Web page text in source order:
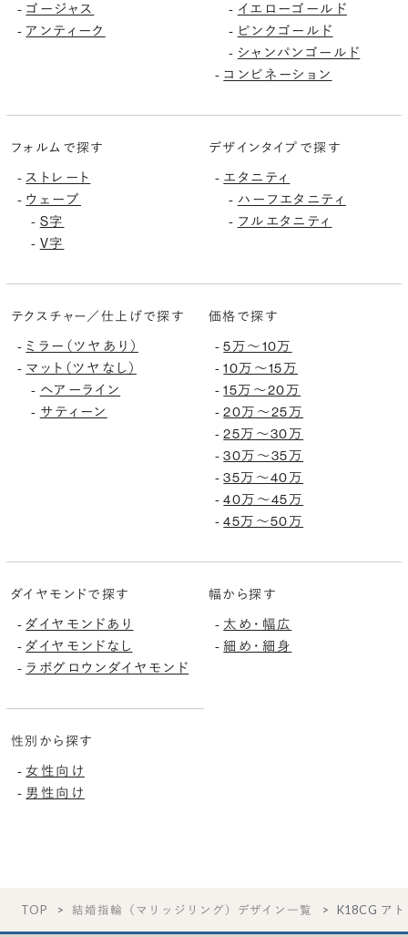
- ゴージャス
- アンティーク
- イエローゴールド
- ピンクゴールド
- シャンパンゴールド
- コンビネーション
フォルムで探す
-ストレート
- ウェーブ
- S字
- V字
デザインタイプで探す
- エタニティ
- ハーフエタニティ
- フルエタニティ
テクスチャー／仕上げで探す
- ミラー（ツヤあり）
- マット（ツヤなし）
- ヘアーライン
- サティーン
価格で探す
-5万〜10万
-10万〜15万
-15万〜20万
-20万〜25万
-25万〜30万
-30万〜35万
-35万〜40万
-40万〜45万
-45万〜50万
ダイヤモンドで探す
-ダイヤモンドあり
-ダイヤモンドなし
- ラボグロウンダイヤモンド
幅から探す
- 太め・幅広
-細め・細身
性別から探す
- 女性向け
- 男性向け
TOP 結婚指輪（マリッジリング）デザイン一覧 K18CG ア